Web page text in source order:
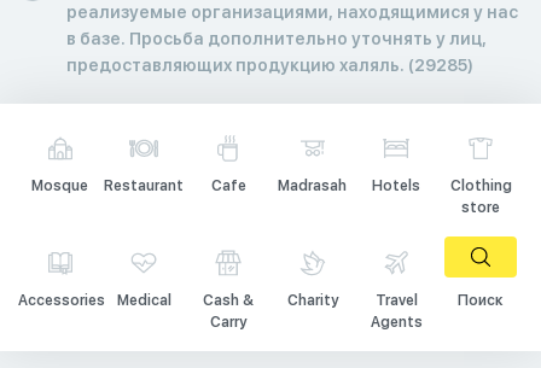
реализуемые организациями, находящимися у нас
в базе. Просьба дополнительно уточнять у лиц,
предоставляющих продукцию халяль. (29285)
Mosque Restaurant Cafe Madrasah Hotels
Clothing
store
Accessories Medical
Cash &
Carry
Charity
Travel
Agents
Поиск